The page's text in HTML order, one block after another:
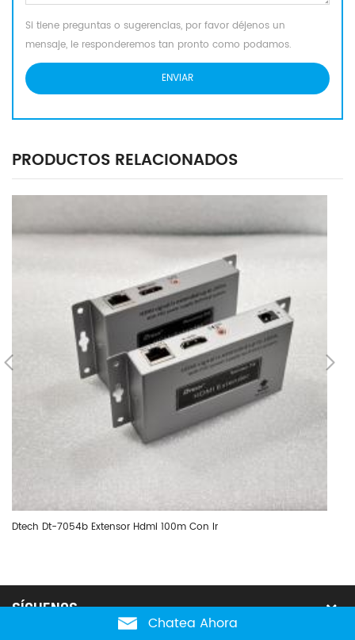
Si tiene preguntas o sugerencias, por favor déjenos un
mensaje, le responderemos tan pronto como podamos.
PRODUCTOS RELACIONADOS
Dtech Dt-7054b Extensor Hdmi 100m Con Ir
SÍGUENOS
Chatea Ahora